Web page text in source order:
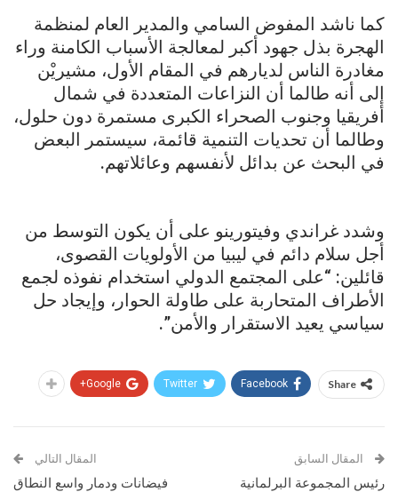
كما ناشد المفوض السامي والمدير العام لمنظمة
الهجرة بذل جهود أكبر لمعالجة الأسباب الكامنة وراء
مغادرة الناس لديارهم في المقام الأول، مشيريْن
إلى أنه طالما أن النزاعات المتعددة في شمال
أفريقيا وجنوب الصحراء الكبرى مستمرة دون حلول،
وطالما أن تحديات التنمية قائمة، سيستمر البعض
في البحث عن بدائل لأنفسهم وعائلاتهم.
وشدد غراندي وفيتورينو على أن يكون التوسط من
أجل سلام دائم في ليبيا من الأولويات القصوى،
قائلين: “على المجتمع الدولي استخدام نفوذه لجمع
الأطراف المتحاربة على طاولة الحوار، وإيجاد حل
سياسي يعيد الاستقرار والأمن”.
Share
Facebook
Twitter
Google+
المقال السابق
رئيس المجموعة البرلمانية
المقال التالي
فيضانات ودمار واسع النطاق